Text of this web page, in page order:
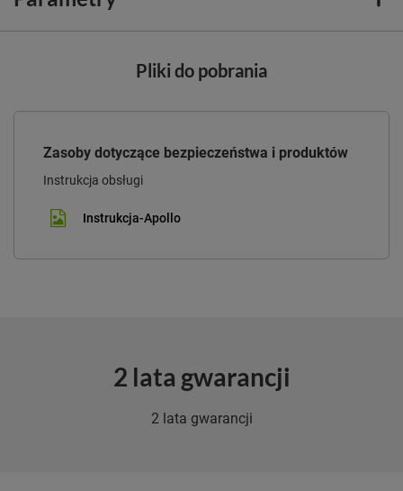
Pliki do pobrania
Zasoby dotyczące bezpieczeństwa i produktów
Instrukcja obsługi
Instrukcja-Apollo
2 lata gwarancji
2 lata gwarancji